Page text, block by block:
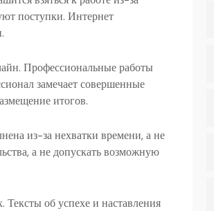
поступки. Интернет
Профессиональные работы
замечает совершенные
итогов.
из-за нехватки времени, а не
а не допускать возможную
Тексты об успехе и наставления